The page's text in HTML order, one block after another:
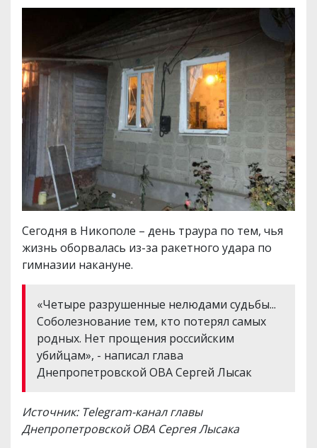
Сегодня в Никополе – день траура по тем, чья
жизнь оборвалась из-за ракетного удара по
гимназии накануне.
«Четыре разрушенные нелюдами судьбы...
Соболезнование тем, кто потерял самых
родных. Нет прощения российским
убийцам», - написал глава
Днепропетровской ОВА Сергей Лысак
Источник: Telegram-канал главы
Днепропетровской ОВА Сергея Лысака